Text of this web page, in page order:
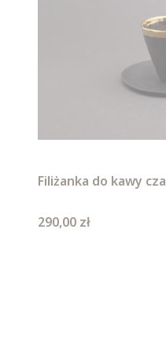
Cena
290,00 zł